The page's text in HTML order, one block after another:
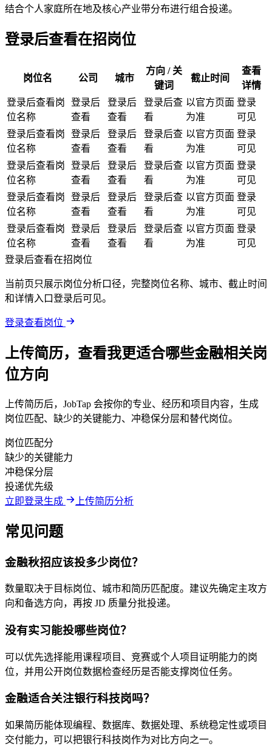
结合个人家庭所在地及核心产业带分布进行组合投递。
登录后查看在招岗位
岗位名 公司 城市
方向 / 关
键词
截止时间
查看
详情
登录后查看岗
位名称
登录后
查看
登录后
查看
登录后查
看
以官方页面
为准
登录
可见
登录后查看岗
位名称
登录后
查看
登录后
查看
登录后查
看
以官方页面
为准
登录
可见
登录后查看岗
位名称
登录后
查看
登录后
查看
登录后查
看
以官方页面
为准
登录
可见
登录后查看岗
位名称
登录后
查看
登录后
查看
登录后查
看
以官方页面
为准
登录
可见
登录后查看岗
位名称
登录后
查看
登录后
查看
登录后查
看
以官方页面
为准
登录
可见
登录后查看在招岗位
当前页只展示岗位分析口径，完整岗位名称、城市、截止时间
和详情入口登录后可见。
登录查看岗位
上传简历，查看我更适合哪些金融相关岗
位方向
上传简历后，JobTap 会按你的专业、经历和项目内容，生成
岗位匹配、缺少的关键能力、冲稳保分层和替代岗位。
岗位匹配分
缺少的关键能力
冲稳保分层
投递优先级
立即登录生成
上传简历分析
常见问题
金融秋招应该投多少岗位？
数量取决于目标岗位、城市和简历匹配度。建议先确定主攻方
向和备选方向，再按 JD 质量分批投递。
没有实习能投哪些岗位？
可以优先选择能用课程项目、竞赛或个人项目证明能力的岗
位，并用公开岗位数据检查经历是否能支撑岗位任务。
金融适合关注银行科技岗吗？
如果简历能体现编程、数据库、数据处理、系统稳定性或项目
交付能力，可以把银行科技岗作为对比方向之一。